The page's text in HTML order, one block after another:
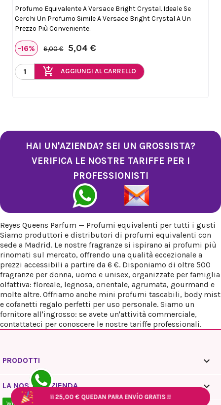
¡¡25,00 € QUEDAN PARA ENVÍO GRATIS !!
¡¡25,00 € QUEDAN PARA ENVÍO GRATIS !!
Profumo Equivalente A Versace Bright Crystal. Ideale Se
Cerchi Un Profumo Simile A Versace Bright Crystal A Un
Prezzo Più Conveniente.
-16% 6,00 € 5,04 €
add_shopping_cart AGGIUNGI AL CARRELLO
HAI UN'AZIENDA? SEI UN GROSSISTA?
VERIFICA LE NOSTRE TARIFFE PER I
PROFESSIONISTI
Reyes Queens Parfum — Profumi equivalenti per tutti i gusti
Siamo produttori e distributori di profumi equivalenti con
sede a Madrid. Le nostre fragranze si ispirano ai profumi più
rinomati sul mercato, offrendo una qualità eccezionale a
prezzi accessibili a partire da 6 €. Disponiamo di oltre 500
fragranze per donna, uomo e unisex, organizzate per famiglia
olfattiva: floreale, legnosa, orientale, agrumata, gourmand e
molte altre. Offriamo anche mini profumi tascabili, body mist
e cofanetti regalo perfetti per uso personale. Siamo un
fornitore all'ingrosso: se avete un'attività commerciale,
contattateci per conoscere le nostre tariffe professionali.
PRODOTTI 
LA NOSTRA AZIENDA 
WhatsApp - 10:00 / 18:00
¡¡25,00 € QUEDAN PARA ENVÍO GRATIS !!
¡¡25,00 € QUEDAN PARA ENVÍO GRATIS !!